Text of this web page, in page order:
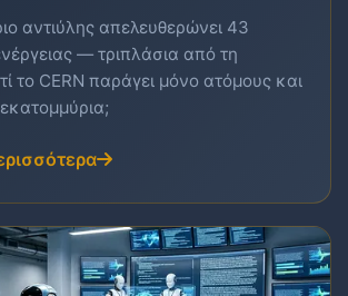
αντιύλης απελευθερώνει 43
— τριπλάσια από τη
το CERN παράγει μόνο ατόμους και